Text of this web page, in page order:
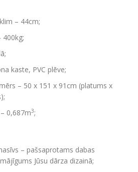
– 44cm;
400kg;
kaste, PVC plēve;
– 50 x 151 x 91cm (platums x
0,687m3;
– pašsaprotams dabas
Jūsu dārza dizainā;